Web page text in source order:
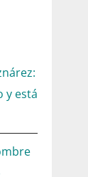
y está